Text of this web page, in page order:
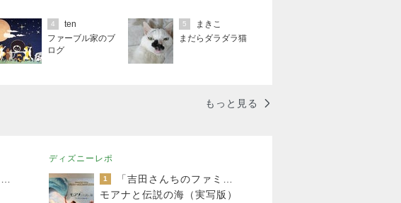
4
ten
ファーブル家のブ
ログ
5
まきこ
まだらダラダラ猫
もっと見る
TOKYO REAL CLOTHES 大人世代のリアルクローズ
ディズニーレポ
1
「吉田さんちのファミリー日記」Powered by Ameba 吉田さんファミリーオフィシャルブログ
モアナと伝説の海（実写版）